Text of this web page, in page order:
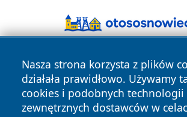
Nasza strona korzysta z plików
działała prawidłowo. Używamy
cookies i podobnych technologii
zewnętrznych dostawców w